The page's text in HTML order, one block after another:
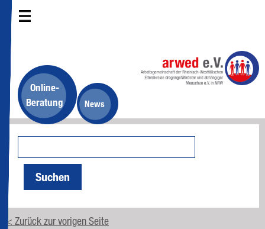
Online-
Beratung
News
Suchen
< Zurück zur vorigen Seite